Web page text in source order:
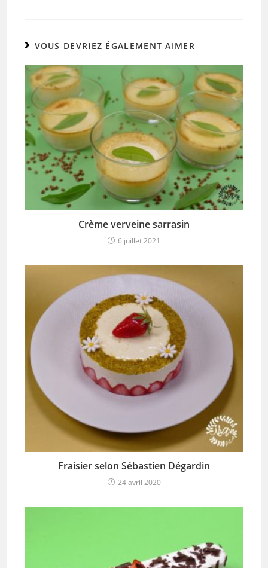
VOUS DEVRIEZ ÉGALEMENT AIMER
Crème verveine sarrasin
6 juillet 2021
Fraisier selon Sébastien Dégardin
24 avril 2020